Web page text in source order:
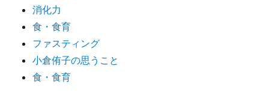
消化力
食・食育
ファスティング
小倉侑子の思うこと
食・食育